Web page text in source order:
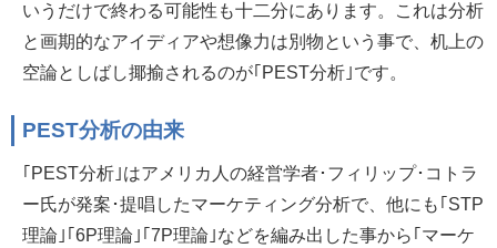
いうだけで終わる可能性も十二分にあります。これは分析
と画期的なアイディアや想像力は別物という事で、机上の
空論としばし揶揄されるのが｢PEST分析｣です。
PEST分析の由来
｢PEST分析｣はアメリカ人の経営学者･フィリップ･コトラ
ー氏が発案･提唱したマーケティング分析で、他にも｢STP
理論｣｢6P理論｣｢7P理論｣などを編み出した事から｢マーケ